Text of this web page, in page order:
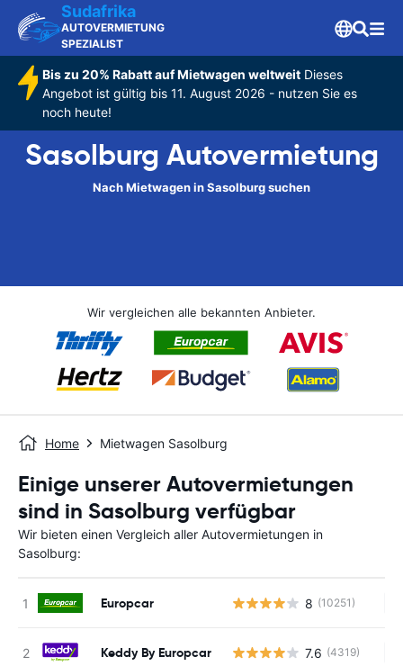
Sudafrika
AUTOVERMIETUNG
SPEZIALIST
Bis zu 20% Rabatt auf Mietwagen weltweitDieses
Angebot ist gültig bis 11. August 2026 - nutzen Sie es
noch heute!
Sasolburg Autovermietung
Nach Mietwagen in Sasolburg suchen
Wir vergleichen alle bekannten Anbieter.
Home Mietwagen Sasolburg
Einige unserer Autovermietungen
sind in Sasolburg verfügbar
Wir bieten einen Vergleich aller Autovermietungen in
Sasolburg:
Europcar 8 (10251)
Keddy By Europcar 7.6 (4319)